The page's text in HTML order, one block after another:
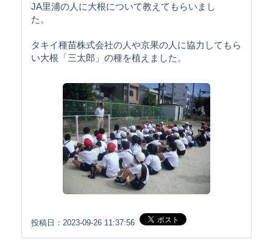
JA里浦の人に大根について教えてもらいまし
た。
タキイ種苗株式会社の人や京果の人に協力してもら
い大根「三太郎」の種を植えました。
投稿日：2023-09-26 11:37:56